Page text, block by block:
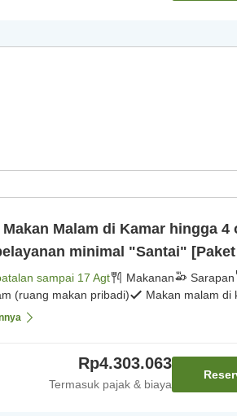
Makan Malam di Kamar hingga 4
minimal "Santai"
tiga jenis dag [Makan malam]
sampai 17 Agt Makanan Sarapan
(ruang makan pribadi)
Makan malam di
Rp4.303.063
Termasuk pajak & biaya